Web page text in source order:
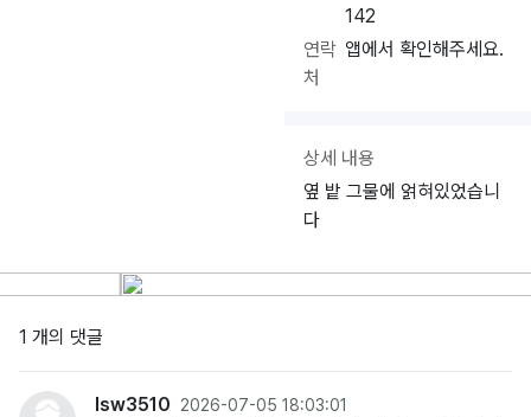
142
연락
처
앱에서 확인해주세요.
상세 내용
옆 밭 그물에 얽혀있었습니
다
1 개의 댓글
lsw3510 2026-07-05 18:03:01